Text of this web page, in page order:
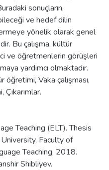
sonuçların,
ve hedef dilin
yönelik olarak genel
Bu çalışma, kültür
ve öğretmenlerin görüşleri
yardımcı olmaktadır.
Vaka çalışması,
Teaching (ELT). Thesis
Faculty of
Teaching, 2018.
Shibliyev.